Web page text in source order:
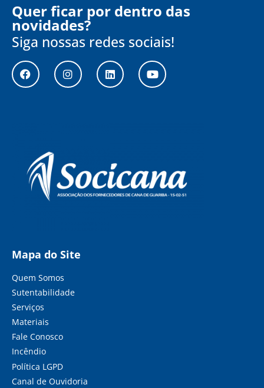
Quer ficar por dentro das
novidades?
Siga nossas redes sociais!
Mapa do Site
Quem Somos
Sutentabilidade
Serviços
Materiais
Fale Conosco
Incêndio
Política LGPD
Canal de Ouvidoria